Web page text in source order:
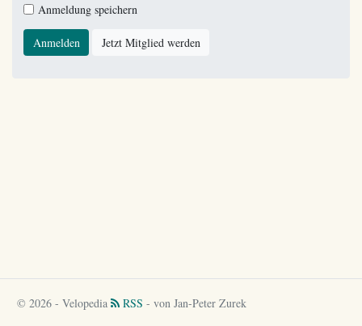
Anmeldung speichern
Anmelden Jetzt Mitglied werden
© 2026 - Velopedia RSS - von Jan-Peter Zurek